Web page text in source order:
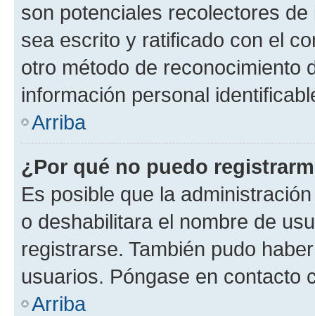
son potenciales recolectores
sea escrito y ratificado con el
otro método de reconocimiento
información personal
Arriba
¿Por qué no puedo
Es posible que la
o deshabilitara el nombre de
registrarse. También pudo
usuarios. Póngase en contacto
Arriba